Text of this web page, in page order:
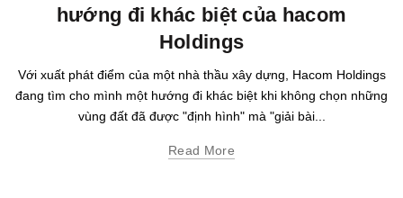
hướng đi khác biệt của hacom
Holdings
Với xuất phát điểm của một nhà thầu xây dựng, Hacom Holdings
đang tìm cho mình một hướng đi khác biệt khi không chọn những
vùng đất đã được "định hình" mà "giải bài...
Read More